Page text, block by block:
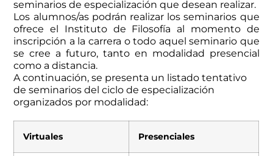
seminarios de especialización que desean realizar.
Los alumnos/as podrán realizar los seminarios que
ofrece el Instituto de Filosofía al momento de
inscripción a la carrera o todo aquel seminario que
se cree a futuro, tanto en modalidad presencial
como a distancia.
A continuación, se presenta un listado tentativo
de seminarios del ciclo de especialización
organizados por modalidad:
Virtuales Presenciales